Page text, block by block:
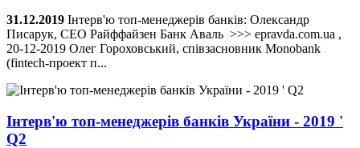
31.12.2019 Інтерв'ю топ-менеджерів банків: Олександр
Писарук, CEO Райффайзен Банк Аваль >>> epravda.com.ua ,
20-12-2019 Олег Гороховський, співзасновник Monobank
(fintech-проект п...
Інтерв'ю топ-менеджерів банків України - 2019 '
Q2